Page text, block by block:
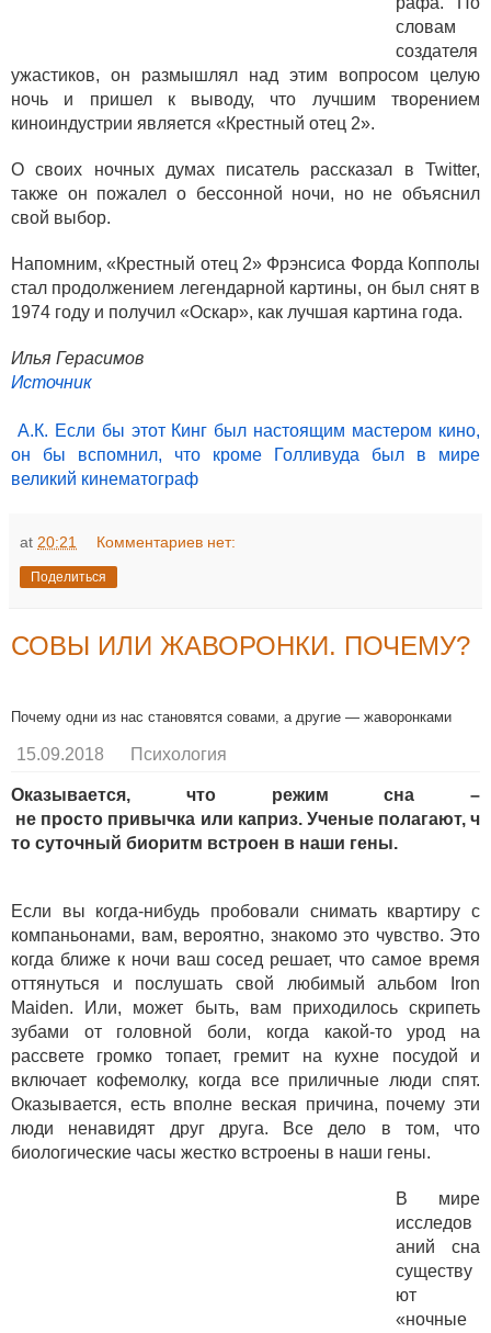
словам
создателя
ужастиков, он размышлял над этим вопросом целую
ночь и пришел к выводу, что лучшим творением
киноиндустрии является «Крестный отец 2».
О своих ночных думах писатель рассказал в Twitter,
также он пожалел о бессонной ночи, но не объяснил
свой выбор.
Напомним, «Крестный отец 2» Фрэнсиса Форда Копполы
стал продолжением легендарной картины, он был снят в
1974 году и получил «Оскар», как лучшая картина года.
Илья Герасимов
Источник
А.К. Если бы этот Кинг был настоящим мастером кино,
он бы вспомнил, что кроме Голливуда был в мире
великий кинематограф
at 20:21 Комментариев нет:
Поделиться
СОВЫ ИЛИ ЖАВОРОНКИ. ПОЧЕМУ?
Почему одни из нас становятся совами, а другие — жаворонками
15.09.2018 Психология
Оказывается, что режим сна –
не просто привычка или каприз. Ученые полагают, ч
то суточный биоритм встроен в наши гены.
Если вы когда-нибудь пробовали снимать квартиру с
компаньонами, вам, вероятно, знакомо это чувство. Это
когда ближе к ночи ваш сосед решает, что самое время
оттянуться и послушать свой любимый альбом Iron
Maiden. Или, может быть, вам приходилось скрипеть
зубами от головной боли, когда какой-то урод на
рассвете громко топает, гремит на кухне посудой и
включает кофемолку, когда все приличные люди спят.
Оказывается, есть вполне веская причина, почему эти
люди ненавидят друг друга. Все дело в том, что
биологические часы жестко встроены в наши гены.
В мире
исследов
аний сна
существу
ют
«ночные